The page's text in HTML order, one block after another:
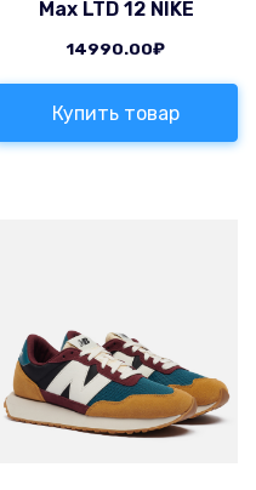
Max LTD 12 NIKE
14990.00₽
Купить товар